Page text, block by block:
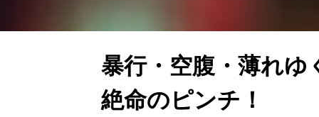
暴行・空腹・薄れ
絶命のピンチ！